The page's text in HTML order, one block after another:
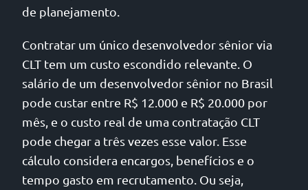
de planejamento.
Contratar um único desenvolvedor sênior via
CLT tem um custo escondido relevante. O
salário de um desenvolvedor sênior no Brasil
pode custar entre R$ 12.000 e R$ 20.000 por
mês, e o custo real de uma contratação CLT
pode chegar a três vezes esse valor. Esse
cálculo considera encargos, benefícios e o
tempo gasto em recrutamento. Ou seja,